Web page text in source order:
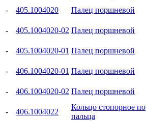
-
405.1004020 Палец поршневой
-
405.1004020-02 Палец поршневой
-
405.1004020-01 Палец поршневой
-
406.1004020-01 Палец поршневой
-
406.1004020-02 Палец поршневой
-
406.1004022
Кольцо стопорное
пальца